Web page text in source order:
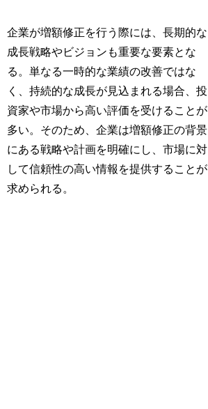
企業が増額修正を行う際には、長期的な
成長戦略やビジョンも重要な要素とな
る。単なる一時的な業績の改善ではな
く、持続的な成長が見込まれる場合、投
資家や市場から高い評価を受けることが
多い。そのため、企業は増額修正の背景
にある戦略や計画を明確にし、市場に対
して信頼性の高い情報を提供することが
求められる。